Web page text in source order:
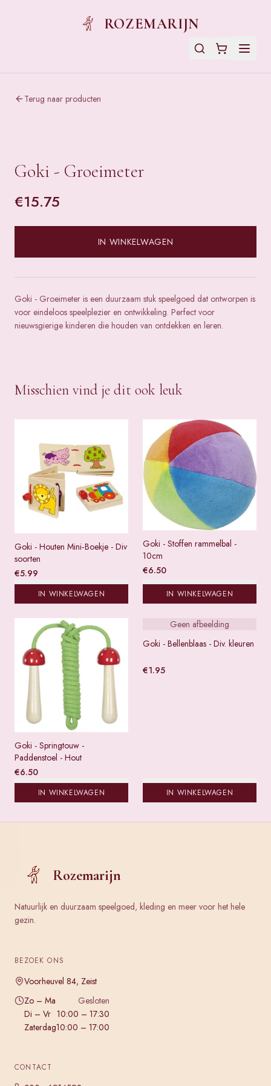
ROZEMARIJN
Terug naar producten
Goki - Groeimeter
€15.75
IN WINKELWAGEN
Goki - Groeimeter is een duurzaam stuk speelgoed dat ontworpen is
voor eindeloos speelplezier en ontwikkeling. Perfect voor
nieuwsgierige kinderen die houden van ontdekken en leren.
Misschien vind je dit ook leuk
Goki - Houten Mini‑Boekje - Div
soorten
€5.99
IN WINKELWAGEN
Goki - Stoffen rammelbal -
10cm
€6.50
IN WINKELWAGEN
Goki - Springtouw -
Paddenstoel - Hout
€6.50
IN WINKELWAGEN
Geen afbeelding
Goki - Bellenblaas - Div. kleuren
€1.95
IN WINKELWAGEN
Rozemarijn
Natuurlijk en duurzaam speelgoed, kleding en meer voor het hele
gezin.
BEZOEK ONS
Voorheuvel 84, Zeist
Zo – Ma
Gesloten
Di – Vr 10:00 – 17:30
Zaterdag10:00 – 17:00
CONTACT